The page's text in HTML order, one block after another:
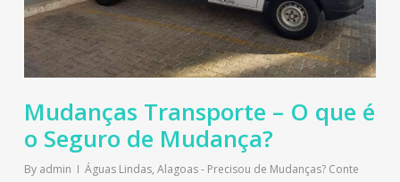
Mudanças Transporte – O que é
o Seguro de Mudança?
By admin Águas Lindas, Alagoas - Precisou de Mudanças? Conte